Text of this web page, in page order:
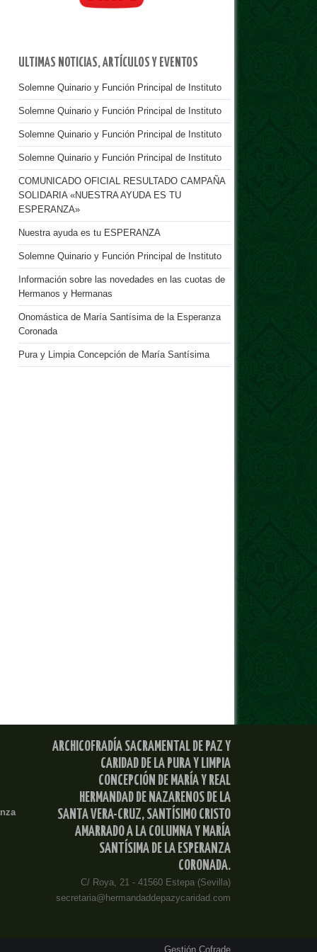
ULTIMAS NOTICIAS, ARTÍCULOS Y EVENTOS
Solemne Quinario y Función Principal de Instituto
Solemne Quinario y Función Principal de Instituto
Solemne Quinario y Función Principal de Instituto
Solemne Quinario y Función Principal de Instituto
COMUNICADO OFICIAL RESULTADO CAMPAÑA
SOLIDARIA «NUESTRA AYUDA ES TU
ESPERANZA»
Nuestra ayuda es tu ESPERANZA
Solemne Quinario y Función Principal de Instituto
Información sobre las novedades en las cuotas de
Hermanos y Hermanas
Onomástica de María Santísima de la Esperanza
Coronada
Pura y Limpia Concepción de María Santísima
ARCHICOFRADÍA SACRAMENTAL DE PAZ Y
CARIDAD DE LA PURA Y LIMPIA
CONCEPCIÓN DE MARÍA Y REAL
HERMANDAD DE NAZARENOS DE LA
SANTA VERA-CRUZ, SANTÍSIMO CRISTO
AMARRADO A LA COLUMNA Y MARÍA
SANTÍSIMA DE LA ESPERANZA
CORONADA.
C/ Roya, 21 - 41560 Estepa (Sevilla)
secretaria@hermandaddepazycaridad.com
Gestión Cofrade